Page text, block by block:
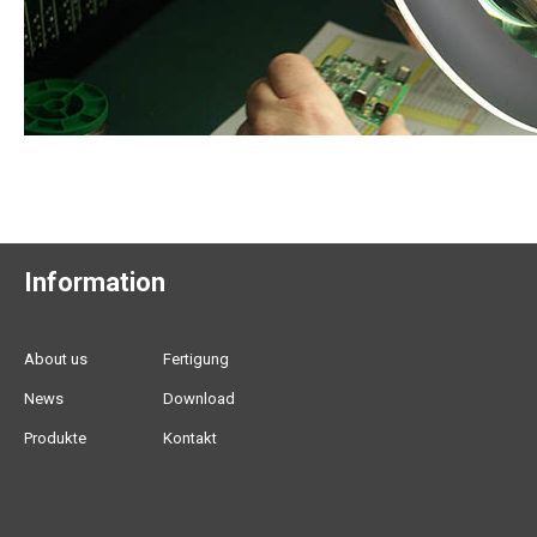
Information
About us
News
Produkte
Fertigung
Download
Kontakt